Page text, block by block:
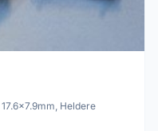
Heldere